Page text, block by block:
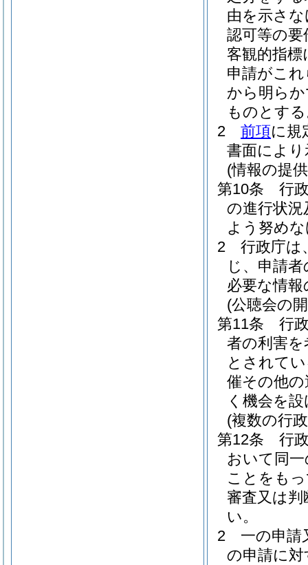
由を示さ
認可等の
客観的指
申請がこ
から明ら
ものとす
2
前項に規
書面によ
(情報の提
第10条
行
の進行状
よう努め
2
行政庁は
じ、申請
必要な情
(公聴会の
第11条
行
者の利害
とされて
催その他
く機会を
(複数の行
第12条
行
おいて同
ことをも
審査又は
い。
2
一の申請
の申請に